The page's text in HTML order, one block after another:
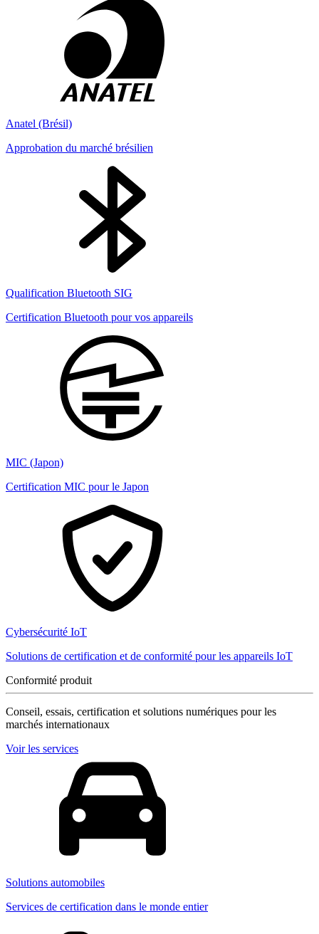
Anatel (Brésil)
Approbation du marché brésilien
Qualification Bluetooth SIG
Certification Bluetooth pour vos appareils
MIC (Japon)
Certification MIC pour le Japon
Cybersécurité IoT
Solutions de certification et de conformité pour les appareils IoT
Conformité produit
Conseil, essais, certification et solutions numériques pour les
marchés internationaux
Voir les services
Solutions automobiles
Services de certification dans le monde entier